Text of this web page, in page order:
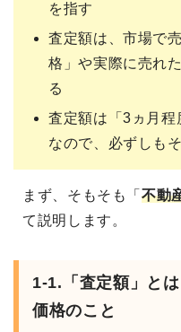
を指す
査定額は、市場で
格」や実際に売れ
る
査定額は「3ヵ月程
なので、必ずしも
まず、そもそも「不動
て説明します。
1-1.「査定額」と
価格のこと